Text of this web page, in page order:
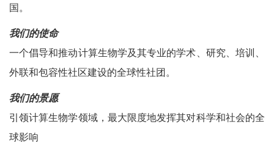
国。
我们的使命
一个倡导和推动计算生物学及其专业的学术、研究、培训、
外联和包容性社区建设的全球性社团。
我们的景愿
引领计算生物学领域，最大限度地发挥其对科学和社会的全
球影响